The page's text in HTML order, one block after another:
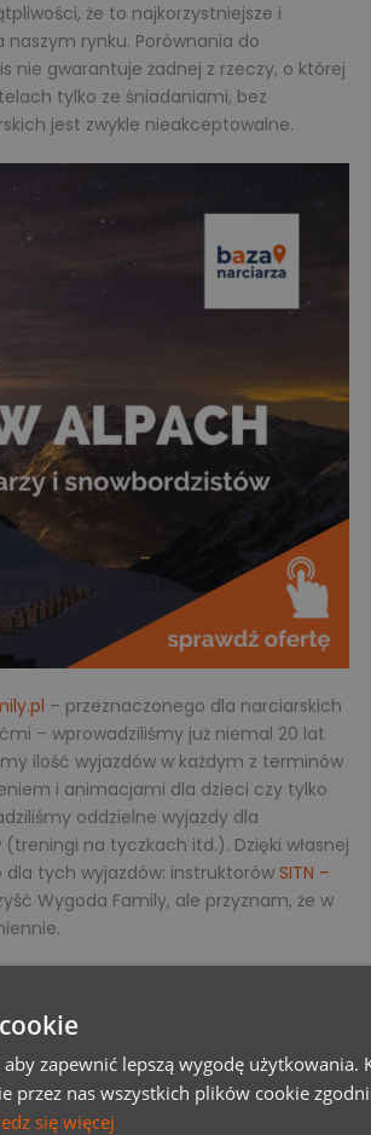
że to najkorzystniejsze i
rynku. Porównania do
nie gwarantuje żadnej z rzeczy, o której
tylko ze śniadaniami, bez
jest zwykle nieakceptowalne.
– przeznaczonego dla narciarskich
– wprowadziliśmy już niemal 20 lat
ilość wyjazdów w każdym z terminów
i animacjami dla dzieci czy tylko
oddzielne wyjazdy dla
na tyczkach itd.). Dzięki własnej
tych wyjazdów: instruktorów SITN –
Wygoda Family, ale przyznam, że w
zapewnić lepszą wygodę użytkowania.
przez nas wszystkich plików cookie
się więcej